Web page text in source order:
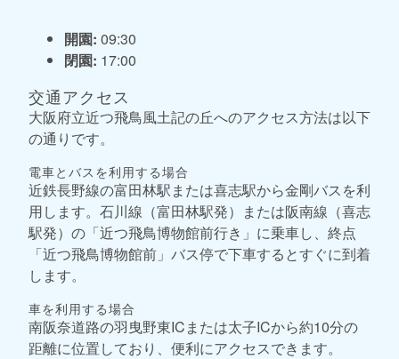
開園: 09:30
閉園: 17:00
交通アクセス
大阪府立近つ飛鳥風土記の丘へのアクセス方法は以下
の通りです。
電車とバスを利用する場合
近鉄長野線の富田林駅または喜志駅から金剛バスを利
用します。石川線（富田林駅発）または阪南線（喜志
駅発）の「近つ飛鳥博物館前行き」に乗車し、終点
「近つ飛鳥博物館前」バス停で下車するとすぐに到着
します。
車を利用する場合
南阪奈道路の羽曳野東ICまたは太子ICから約10分の
距離に位置しており、便利にアクセスできます。